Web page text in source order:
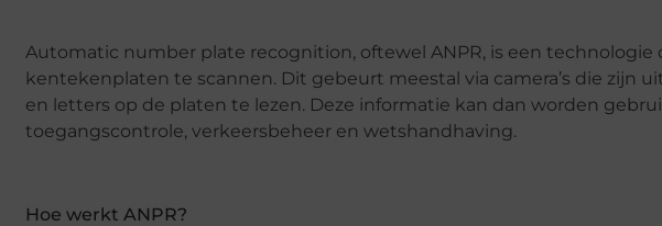
Automatic number plate recognition, oftewel ANPR, is een
kentekenplaten te scannen. Dit gebeurt meestal via camera’s die zijn
en letters op de platen te lezen. Deze informatie kan dan worden
toegangscontrole, verkeersbeheer en wetshandhaving.
Hoe werkt ANPR?